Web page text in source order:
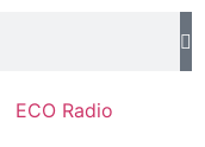
ECO Radio